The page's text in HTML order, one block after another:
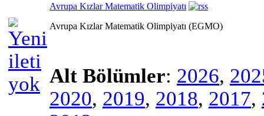
Avrupa Kızlar Matematik Olimpiyatı
Avrupa Kızlar Matematik Olimpiyatı (EGMO)
Alt Bölümler: 2026,
2020, 2019, 2018, 2017,